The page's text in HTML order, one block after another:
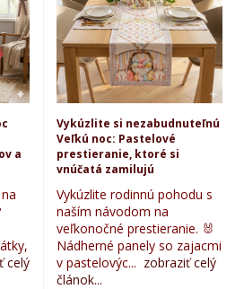
a
celý
Vykúzlite si nezabudnuteľnú
Veľkú noc: Pastelové
prestieranie, ktoré si
vnúčatá zamilujú
Vykúzlite rodinnú pohodu s
naším návodom na
veľkonočné prestieranie. 🐰
Nádherné panely so zajacmi
v pastelovýc... zobraziť celý
článok...